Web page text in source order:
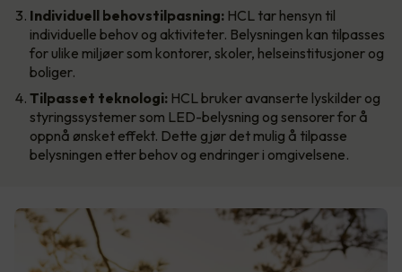
Individuell behovstilpasning: HCL tar hensyn til
individuelle behov og aktiviteter. Belysningen kan tilpasses
for ulike miljøer som kontorer, skoler, helseinstitusjoner og
boliger.
Tilpasset teknologi: HCL bruker avanserte lyskilder og
styringssystemer som LED-belysning og sensorer for å
oppnå ønsket effekt. Dette gjør det mulig å tilpasse
belysningen etter behov og endringer i omgivelsene.